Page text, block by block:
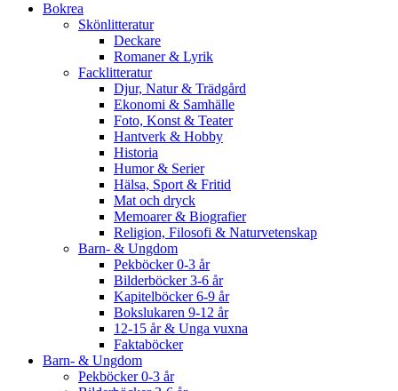
Bokrea
Skönlitteratur
Deckare
Romaner & Lyrik
Facklitteratur
Djur, Natur & Trädgård
Ekonomi & Samhälle
Foto, Konst & Teater
Hantverk & Hobby
Historia
Humor & Serier
Hälsa, Sport & Fritid
Mat och dryck
Memoarer & Biografier
Religion, Filosofi & Naturvetenskap
Barn- & Ungdom
Pekböcker 0-3 år
Bilderböcker 3-6 år
Kapitelböcker 6-9 år
Bokslukaren 9-12 år
12-15 år & Unga vuxna
Faktaböcker
Barn- & Ungdom
Pekböcker 0-3 år